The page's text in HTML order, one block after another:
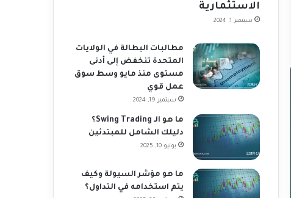
الاستثمارية
سبتمبر 1, 2024
مطالبات البطالة في الولايات
المتحدة تنخفض إلى أدنى
مستوى منذ مايو وسط سوق
عمل قوي
سبتمبر 19, 2024
ما هو الـ Swing Trading؟
دليلك الشامل للمبتدئين
يونيو 10, 2025
ما هو مؤشر السيولة وكيف
يتم استخدامه في التداول؟